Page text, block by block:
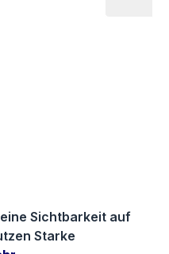
Sichtbarkeit auf
Starke